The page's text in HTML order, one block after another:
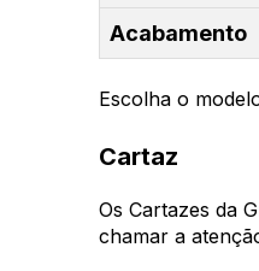
Acabamento
Escolha o
Cartaz
Os Cartazes da
chamar a